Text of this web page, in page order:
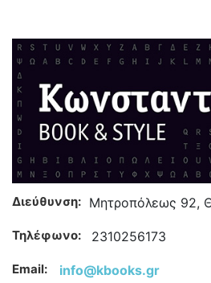
Διεύθυνση: Μητροπόλεως 92,
Τηλέφωνο: 2310256173
Email: info@kbooks.gr